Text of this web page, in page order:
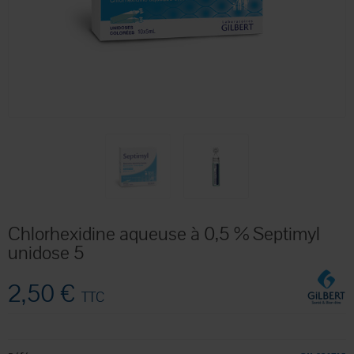
Chlorhexidine aqueuse à 0,5 % Septimyl
unidose 5
2,50 € TTC